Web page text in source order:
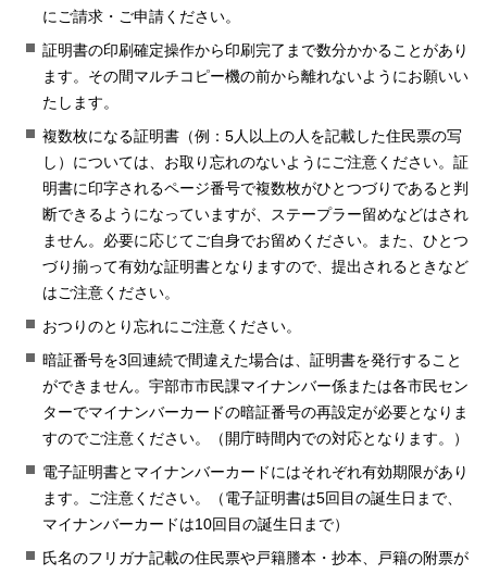
にご請求・ご申請ください。
証明書の印刷確定操作から印刷完了まで数分かかることがあり
ます。その間マルチコピー機の前から離れないようにお願いい
たします。
複数枚になる証明書（例：5人以上の人を記載した住民票の写
し）については、お取り忘れのないようにご注意ください。証
明書に印字されるページ番号で複数枚がひとつづりであると判
断できるようになっていますが、ステープラー留めなどはされ
ません。必要に応じてご自身でお留めください。また、ひとつ
づり揃って有効な証明書となりますので、提出されるときなど
はご注意ください。
おつりのとり忘れにご注意ください。
暗証番号を3回連続で間違えた場合は、証明書を発行すること
ができません。宇部市市民課マイナンバー係または各市民セン
ターでマイナンバーカードの暗証番号の再設定が必要となりま
すのでご注意ください。（開庁時間内での対応となります。）
電子証明書とマイナンバーカードにはそれぞれ有効期限があり
ます。ご注意ください。（電子証明書は5回目の誕生日まで、
マイナンバーカードは10回目の誕生日まで）
氏名のフリガナ記載の住民票や戸籍謄本・抄本、戸籍の附票が